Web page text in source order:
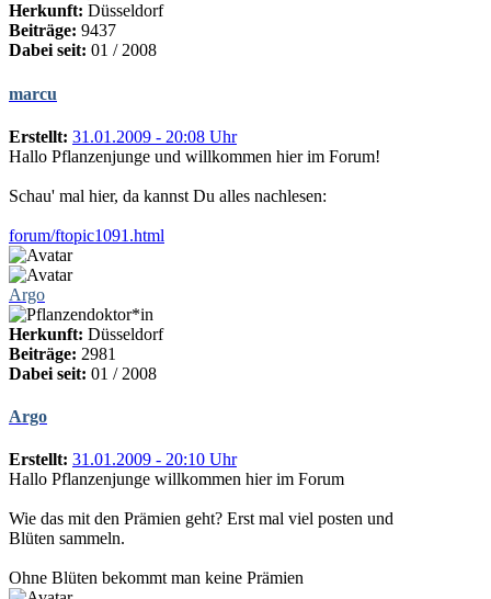
Herkunft: Düsseldorf
Beiträge: 9437
Dabei seit: 01 / 2008
marcu
Erstellt: 31.01.2009 - 20:08 Uhr
Hallo Pflanzenjunge und willkommen hier im Forum!
Schau' mal hier, da kannst Du alles nachlesen:
forum/ftopic1091.html
Argo
Herkunft: Düsseldorf
Beiträge: 2981
Dabei seit: 01 / 2008
Argo
Erstellt: 31.01.2009 - 20:10 Uhr
Hallo Pflanzenjunge willkommen hier im Forum
Wie das mit den Prämien geht? Erst mal viel posten und
Blüten sammeln.
Ohne Blüten bekommt man keine Prämien